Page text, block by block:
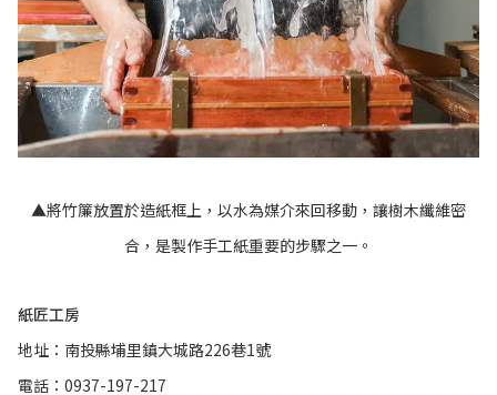
▲將竹簾放置於造紙框上，以水為媒介來回移動，讓樹木纖維密
合，是製作手工紙重要的步驟之一。
紙匠工房
地址：南投縣埔里鎮大城路226巷1號
電話：0937-197-217